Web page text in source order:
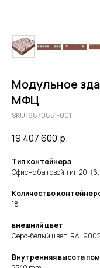
Модульное
МФЦ
SKU: 9870851-001
19 407 600 р.
Тип контейнера
Офисно бытовой тип20'
Количество
18
внешний цвет
Серо-белый цвет, RAL 9002
Внутренняя высота